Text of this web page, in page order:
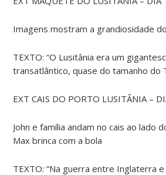
Imagens mostram a grandiosidade
TEXTO: “O Lusitânia era um
transatlântico, quase do tamanho do
EXT CAIS DO PORTO LUSITÂNIA –
John e família andam no cais ao lado
Max brinca com a bola
TEXTO: “Na guerra entre Inglaterra e